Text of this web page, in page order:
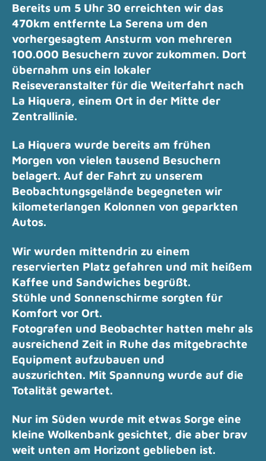
Bereits um 5 Uhr 30 erreichten wir das
470km entfernte La Serena um den
vorhergesagtem Ansturm von mehreren
100.000 Besuchern zuvor zukommen. Dort
übernahm uns ein lokaler
Reiseveranstalter für die Weiterfahrt nach
La Hiquera, einem Ort in der Mitte der
Zentrallinie.
La Hiquera wurde bereits am frühen
Morgen von vielen tausend Besuchern
belagert. Auf der Fahrt zu unserem
Beobachtungsgelände begegneten wir
kilometerlangen Kolonnen von geparkten
Autos.
Wir wurden mittendrin zu einem
reservierten Platz gefahren und mit heißem
Kaffee und Sandwiches begrüßt.
Stühle und Sonnenschirme sorgten für
Komfort vor Ort.
Fotografen und Beobachter hatten mehr als
ausreichend Zeit in Ruhe das mitgebrachte
Equipment aufzubauen und
auszurichten. Mit Spannung wurde auf die
Totalität gewartet.
Nur im Süden wurde mit etwas Sorge eine
kleine Wolkenbank gesichtet, die aber brav
weit unten am Horizont geblieben ist.